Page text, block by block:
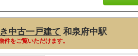
中古一戸建て 和泉府中駅
件をご覧いただけます。